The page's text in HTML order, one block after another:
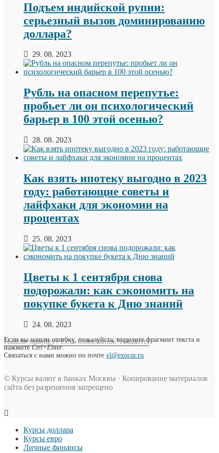
Подъем индийской рупии:
серьезный вызов доминированию
доллара?
29. 08. 2023
Рубль на опасном перепутье:
пробьет ли он психологический
барьер в 100 этой осенью?
28. 08. 2023
Как взять ипотеку выгодно в 2023
году: работающие советы и
лайфхаки для экономии на
процентах
25. 08. 2023
Цветы к 1 сентября снова
подорожали: как сэкономить на
покупке букета к Дню знаний
24. 08. 2023
Нашли ошибку? Есть пожелания? Пишите!
Если вы нашли ошибку, пожалуйста, выделите фрагмент текста и
нажмитеCtrl+Enter.
Связаться с нами можно по почте vl@exocur.ru
© Курсы валют в банках Москвы · Копирование материалов
сайта без разрешения запрещено
Курсы доллара
Курсы евро
Личные финансы